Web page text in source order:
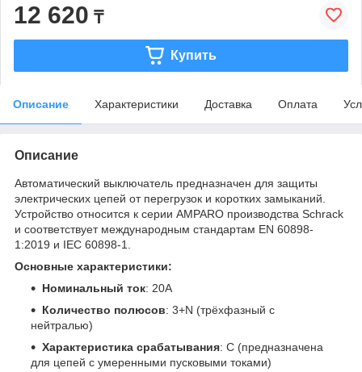
12 620 ₸
Купить
Описание Характеристики Доставка Оплата
Описание
Автоматический выключатель предназначен для защиты
электрических цепей от перегрузок и коротких замыканий.
Устройство относится к серии AMPARO производства Schrack
и соответствует международным стандартам EN 60898-
1:2019 и IEC 60898-1.
Основные характеристики:
Номинальный ток: 20A
Количество полюсов: 3+N (трёхфазный с
нейтралью)
Характеристика срабатывания: C (предназначена
для цепей с умеренными пусковыми токами)